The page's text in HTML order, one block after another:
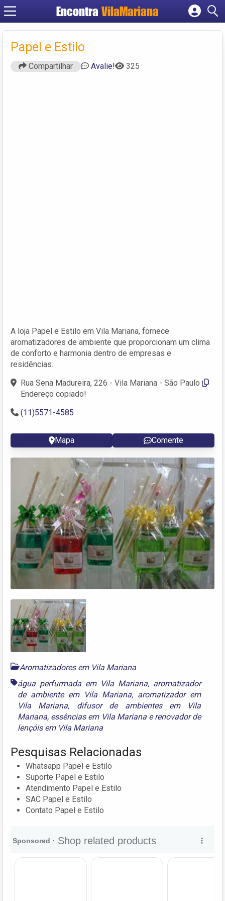
EncontraVilaMariana
Cadastrar empresa
Papel e Estilo
Compartilhar Avalie! 325
A loja Papel e Estilo em Vila Mariana, fornece
aromatizadores de ambiente que proporcionam um clima
de conforto e harmonia dentro de empresas e
residências.
Rua Sena Madureira, 226 - Vila Mariana - São Paulo
Endereço copiado!
(11)5571-4585
Mapa Comente
Aromatizadores em Vila Mariana
água perfurmada em Vila Mariana, aromatizador
de ambiente em Vila Mariana, aromatizador em
Vila Mariana, difusor de ambientes em Vila
Mariana, essências em Vila Marianaerenovador de
lençóis em Vila Mariana
Pesquisas Relacionadas
Whatsapp Papel e Estilo
Suporte Papel e Estilo
Atendimento Papel e Estilo
SAC Papel e Estilo
Contato Papel e Estilo